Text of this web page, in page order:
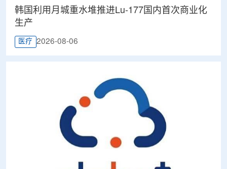
韩国利用月城重水堆推进Lu-177国内首次商业化
生产
医疗 2026-08-06